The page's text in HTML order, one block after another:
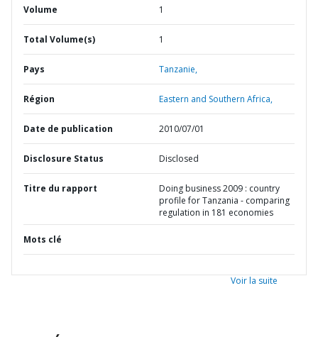
Volume 1
Total Volume(s) 1
Pays Tanzanie,
Région Eastern and Southern Africa,
Date de publication 2010/07/01
Disclosure Status Disclosed
Titre du rapport
Doing business 2009 : country
profile for Tanzania - comparing
regulation in 181 economies
Mots clé
Voir la suite